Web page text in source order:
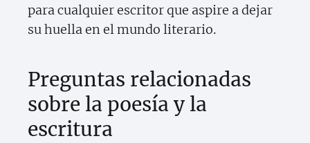
para cualquier escritor que aspire a dejar
su huella en el mundo literario.
Preguntas relacionadas
sobre la poesía y la
escritura